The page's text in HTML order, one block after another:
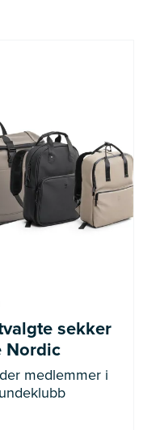
sekker
Nordic
medlemmer i